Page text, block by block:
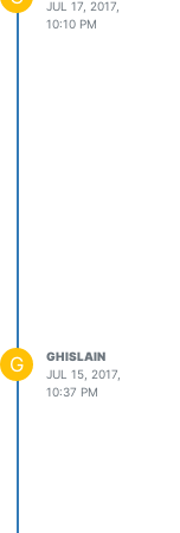
JUL 17, 2017,
10:10 PM
G
GHISLAIN
JUL 15, 2017,
10:37 PM